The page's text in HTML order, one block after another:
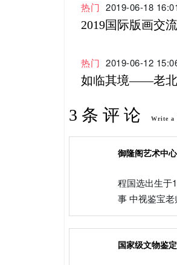
热门 2019-06-18
2019国际版画交
热门 2019-06-12
如临其境——老北
3 条 评 论 Write a
御隆阁艺术中
程国选出生于
事 中视鉴宝老
国家级文物鉴